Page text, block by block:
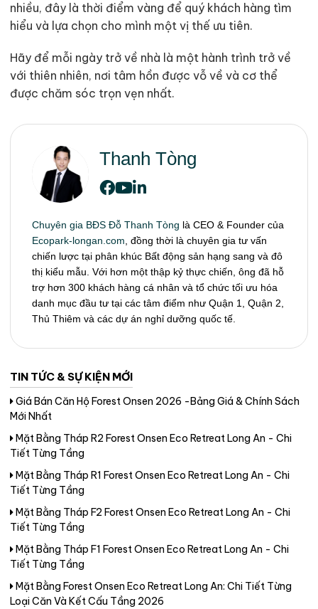
nhiều, đây là thời điểm vàng để quý khách hàng tìm
hiểu và lựa chọn cho mình một vị thế ưu tiên.
Hãy để mỗi ngày trở về nhà là một hành trình trở về
với thiên nhiên, nơi tâm hồn được vỗ về và cơ thể
được chăm sóc trọn vẹn nhất.
Thanh Tòng
Chuyên gia BĐS Đỗ Thanh Tòng là CEO & Founder của
Ecopark-longan.com , đồng thời là chuyên gia tư vấn
chiến lược tại phân khúc Bất động sản hạng sang và đô
thị kiểu mẫu. Với hơn một thập kỷ thực chiến, ông đã hỗ
trợ hơn 300 khách hàng cá nhân và tổ chức tối ưu hóa
danh mục đầu tư tại các tâm điểm như Quận 1, Quận 2,
Thủ Thiêm và các dự án nghỉ dưỡng quốc tế.
TIN TỨC & SỰ KIỆN MỚI
Giá Bán Căn Hộ Forest Onsen 2026 -Bảng Giá & Chính Sách
Mới Nhất
Mặt Bằng Tháp R2 Forest Onsen Eco Retreat Long An - Chi
Tiết Từng Tầng
Mặt Bằng Tháp R1 Forest Onsen Eco Retreat Long An - Chi
Tiết Từng Tầng
Mặt Bằng Tháp F2 Forest Onsen Eco Retreat Long An - Chi
Tiết Từng Tầng
Mặt Bằng Tháp F1 Forest Onsen Eco Retreat Long An - Chi
Tiết Từng Tầng
Mặt Bằng Forest Onsen Eco Retreat Long An: Chi Tiết Từng
Loại Căn Và Kết Cấu Tầng 2026